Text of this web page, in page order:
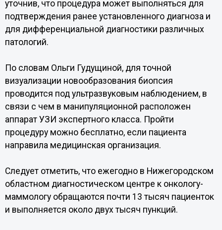
уточнив, что процедура может выполняться для
подтверждения ранее установленного диагноза и
для дифференциальной диагностики различных
патологий.
По словам Ольги Гудущиной, для точной
визуализации новообразования биопсия
проводится под ультразвуковым наблюдением, в
связи с чем в манипуляционной расположен
аппарат УЗИ экспертного класса. Пройти
процедуру можно бесплатно, если пациента
направила медицинская организация.
Следует отметить, что ежегодно в Нижегородском
областном диагностическом центре к онкологу-
маммологу обращаются почти 13 тысяч пациенток
и выполняется около двух тысяч пункций.